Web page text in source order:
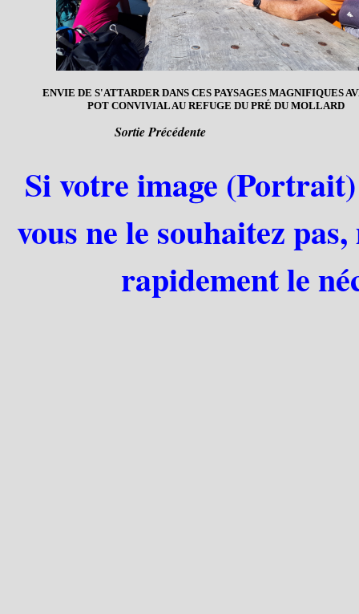
ENVIE DE S'ATTARDER DANS CES PAYSAGES MAGNIFIQUES
POT CONVIVIAL AU REFUGE DU PRÉ DU MOLLARD
Sortie Précédente
Si votre image
vous ne le souhaitez
rapidement le